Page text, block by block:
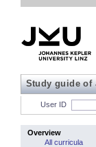
Study guide of
User ID
Overview
All curricula